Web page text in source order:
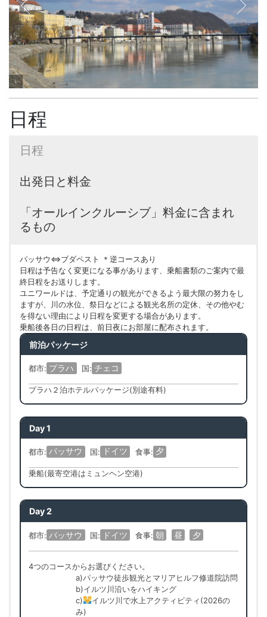
日程
日程
出発日と料金
「オールインクルーシブ」料金に含まれ
るもの
パッサウ⇔ブダペスト ＊逆コースあり
日程は予告なく変更になる事があります、乗船書類のご案内で最
終日程をお送りします。
ユニワールドは、予定通りの観光ができるよう最大限の努力をし
ますが、川の水位、祭日などによる観光名所の定休、その他やむ
を得ない理由により日程を変更する場合があります。
乗船後各日の日程は、前日夜にお部屋に配布されます。
前泊パッケージ
都市: プラハ 国: チェコ
プラハ２泊ホテルパッケージ(別途有料)
Day 1
都市: パッサウ 国: ドイツ 食事: 夕
乗船(最寄空港はミュンヘン空港)
Day 2
都市: パッサウ 国: ドイツ 食事: 朝 昼 夕
4つのコースからお選びください。
a)パッサウ徒歩観光とマリアヒルフ修道院訪問
b)イルツ川沿いをハイキング
c)
イルツ川で水上アクティビティ(2026の
み)